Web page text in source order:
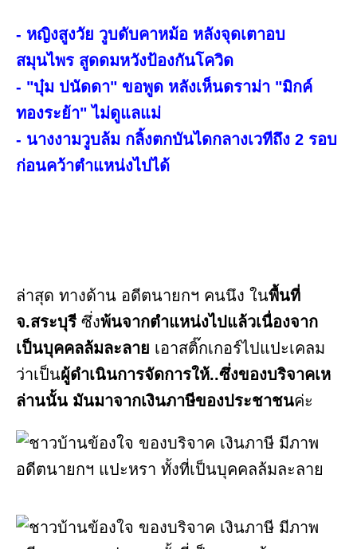
- หญิงสูงวัย วูบดับคาหม้อ หลังจุดเตาอบ
สมุนไพร สูดดมหวังป้องกันโควิด
- "บุ๋ม ปนัดดา" ขอพูด หลังเห็นดราม่า "มิกค์
ทองระย้า" ไม่ดูแลแม่
- นางงามวูบล้ม กลิ้งตกบันไดกลางเวทีถึง 2 รอบ
ก่อนคว้าตำแหน่งไปได้
ล่าสุด ทางด้าน อดีตนายกฯ คนนึง​ ในพื้นที่
จ.สระบุรี ซึ่งพ้นจากตำแหน่งไปแล้วเนื่องจาก
เป็นบุคคลล้มละลาย เอาสติ๊กเกอร์​ไปแปะเคลม
ว่าเป็นผู้ดำเนินการจัดการ​ให้..ซึ่งของบริจาคเห
ล่านนั้น มันมาจากเงินภาษีของประชาชนค่ะ